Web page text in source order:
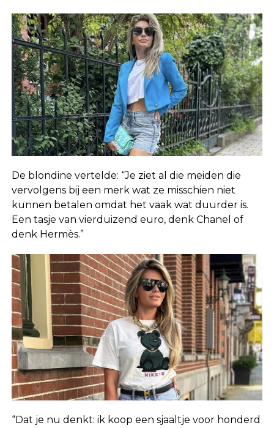
De blondine vertelde: “Je ziet al die meiden die
vervolgens bij een merk wat ze misschien niet
kunnen betalen omdat het vaak wat duurder is.
Een tasje van vierduizend euro, denk Chanel of
denk Hermès.”
“Dat je nu denkt: ik koop een sjaaltje voor honderd